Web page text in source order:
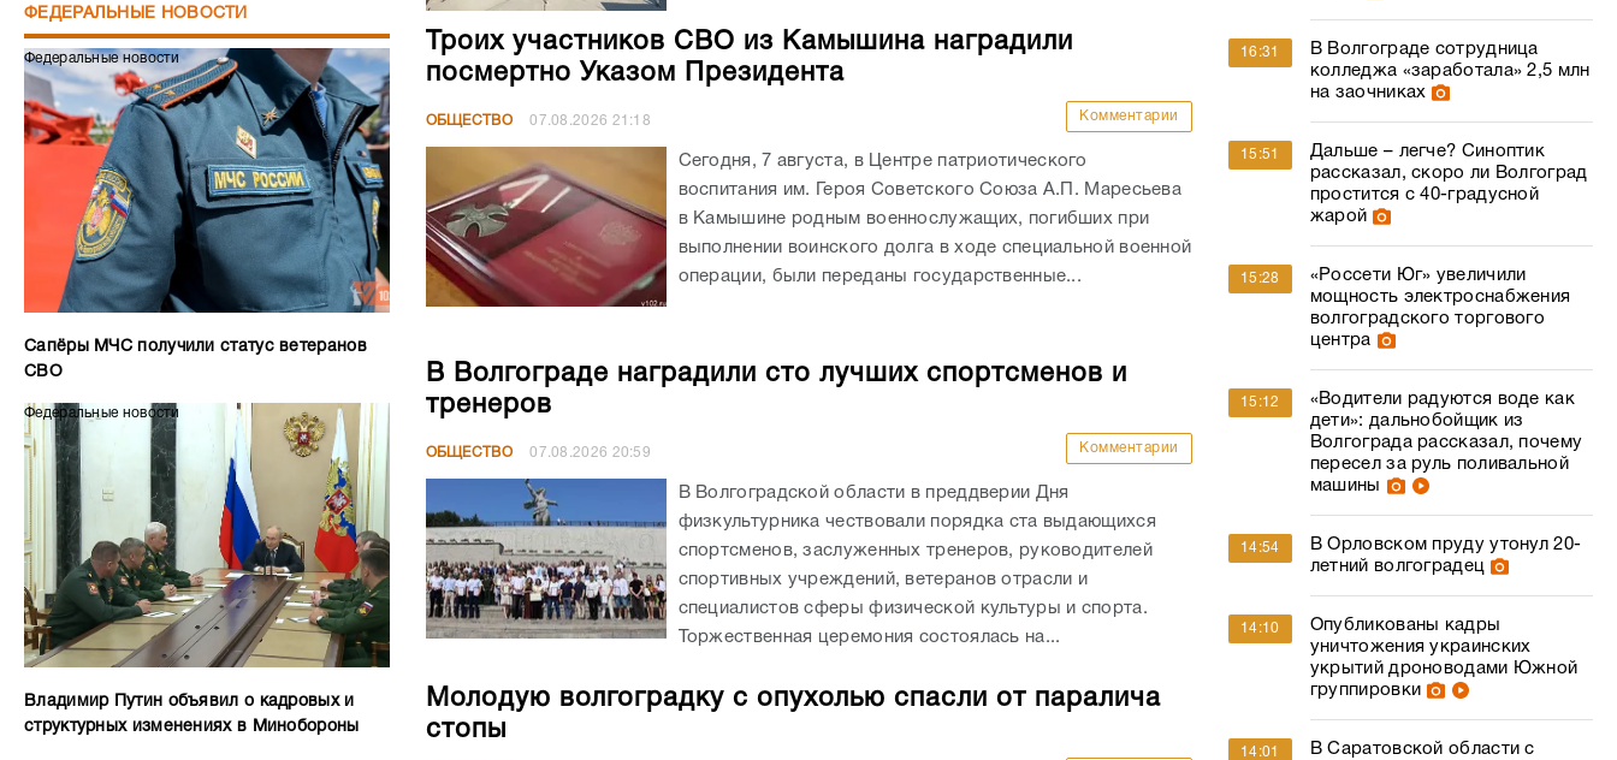
ФЕДЕРАЛЬНЫЕ НОВОСТИ
Федеральные новости
Сапёры МЧС получили статус ветеранов
СВО
Федеральные новости
Владимир Путин объявил о кадровых и
структурных изменениях в Минобороны
Троих участников СВО из Камышина наградили
посмертно Указом Президента
ОБЩЕСТВО 07.08.2026 21:18 Комментарии
Сегодня, 7 августа, в Центре патриотического
воспитания им. Героя Советского Союза А.П. Маресьева
в Камышине родным военнослужащих, погибших при
выполнении воинского долга в ходе специальной военной
операции, были переданы государственные...
В Волгограде наградили сто лучших спортсменов и
тренеров
ОБЩЕСТВО 07.08.2026 20:59 Комментарии
В Волгоградской области в преддверии Дня
физкультурника чествовали порядка ста выдающихся
спортсменов, заслуженных тренеров, руководителей
спортивных учреждений, ветеранов отрасли и
специалистов сферы физической культуры и спорта.
Торжественная церемония состоялась на...
Молодую волгоградку с опухолью спасли от паралича
стопы
16:31
В Волгограде сотрудница
колледжа «заработала» 2,5 млн
на заочниках
15:51
Дальше – легче? Синоптик
рассказал, скоро ли Волгоград
простится с 40-градусной
жарой
15:28
«Россети Юг» увеличили
мощность электроснабжения
волгоградского торгового
центра
15:12
«Водители радуются воде как
дети»: дальнобойщик из
Волгограда рассказал, почему
пересел за руль поливальной
машины
14:54
В Орловском пруду утонул 20-
летний волгоградец
14:10
Опубликованы кадры
уничтожения украинских
укрытий дроноводами Южной
группировки
14:01
В Саратовской области с